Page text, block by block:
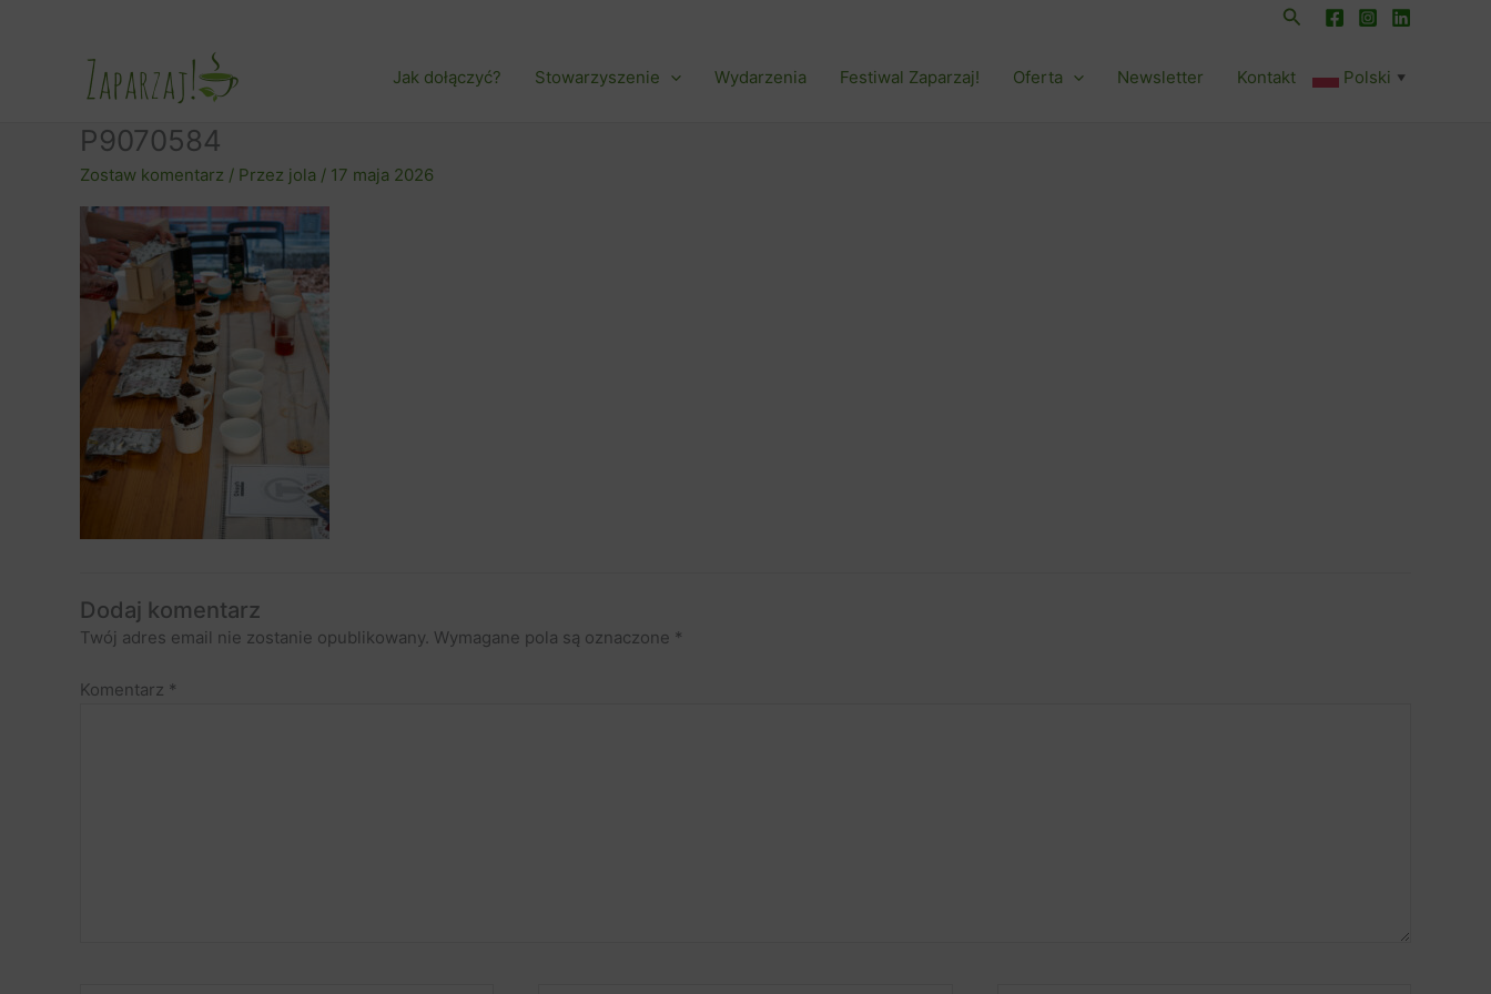
Szukaj
Jak dołączyć? Stowarzyszenie Wydarzenia Festiwal Zaparzaj! Oferta Newsletter Kontakt Polski ▼
P9070584
Zostaw komentarz / Przez jola / 17 maja 2026
Dodaj komentarz
Twój adres email nie zostanie opublikowany. Wymagane pola są oznaczone *
Komentarz *